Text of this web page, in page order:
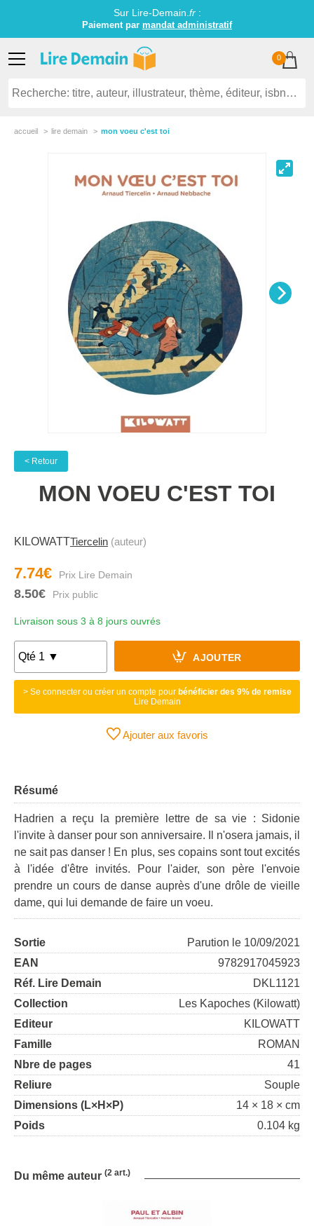
Sur Lire-Demain. fr:
Paiement par mandat administratif
0
accueil lire demain mon voeu c'est toi
< Retour
MON VOEU C'EST TOI
KILOWATTTiercelin (auteur)
7.74€
8.50€
Livraison sous 3 à 8 jours ouvrés
AJOUTER
> Se connecter ou créer un compte pour bénéficier des 9% de remise
Lire Demain
Ajouter aux favoris
Résumé
Hadrien a reçu la première lettre de sa vie : Sidonie
l'invite à danser pour son anniversaire. Il n'osera jamais, il
ne sait pas danser ! En plus, ses copains sont tout excités
à l'idée d'être invités. Pour l'aider, son père l'envoie
prendre un cours de danse auprès d'une drôle de vieille
dame, qui lui demande de faire un voeu.
Sortie
Parution le 10/09/2021
EAN
9782917045923
Réf. Lire Demain
DKL1121
Collection
Les Kapoches (Kilowatt)
Editeur
KILOWATT
Famille
ROMAN
Nbre de pages
41
Reliure
Souple
Dimensions (L×H×P)
14 × 18 × cm
Poids
0.104 kg
Du même auteur (2 art.)